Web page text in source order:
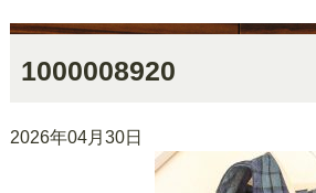
1000008920
2026年04月30日